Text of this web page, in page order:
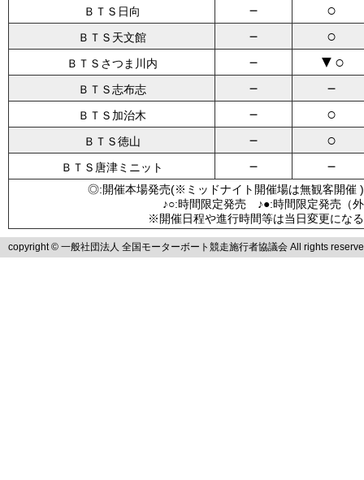
ＢＴＳ日向 － ○
ＢＴＳ天文館 － ○
ＢＴＳさつま川内 － ▼○
ＢＴＳ志布志 － －
ＢＴＳ加治木 － ○
ＢＴＳ徳山 － ○
ＢＴＳ唐津ミニット － －
◎:開催本場発売(※ミッドナイト開催場は無観客
♪○:時間限定発売 ♪●:時間限定発売
※開催日程や進行時間等は当日変更にな
copyright © 一般社団法人 全国モーターボート競走施行者協議会 All rights